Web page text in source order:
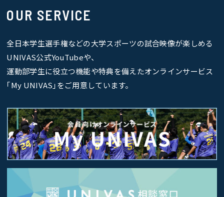
OUR SERVICE
全日本学生選手権などの大学スポーツの試合映像が楽しめる
UNIVAS公式YouTubeや、
運動部学生に役立つ機能や特典を備えたオンラインサービス
｢My UNIVAS｣をご用意しています。